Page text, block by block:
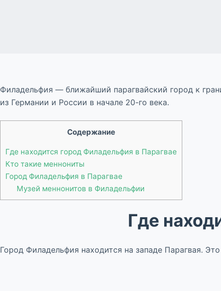
Филадельфия — ближайший парагвайский город к
из Германии и России в начале 20-го века.
Содержание
Где находится город Филадельфия в Парагвае
Кто такие меннониты
Город Филадельфия в Парагвае
Музей меннонитов в Филадельфии
Где
Город Филадельфия находится на западе Парагвая.